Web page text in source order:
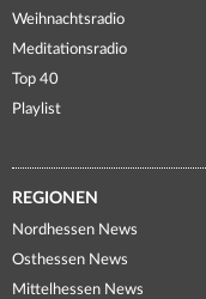
Weihnachtsradio
Meditationsradio
Top 40
Playlist
REGIONEN
Nordhessen News
Osthessen News
Mittelhessen News